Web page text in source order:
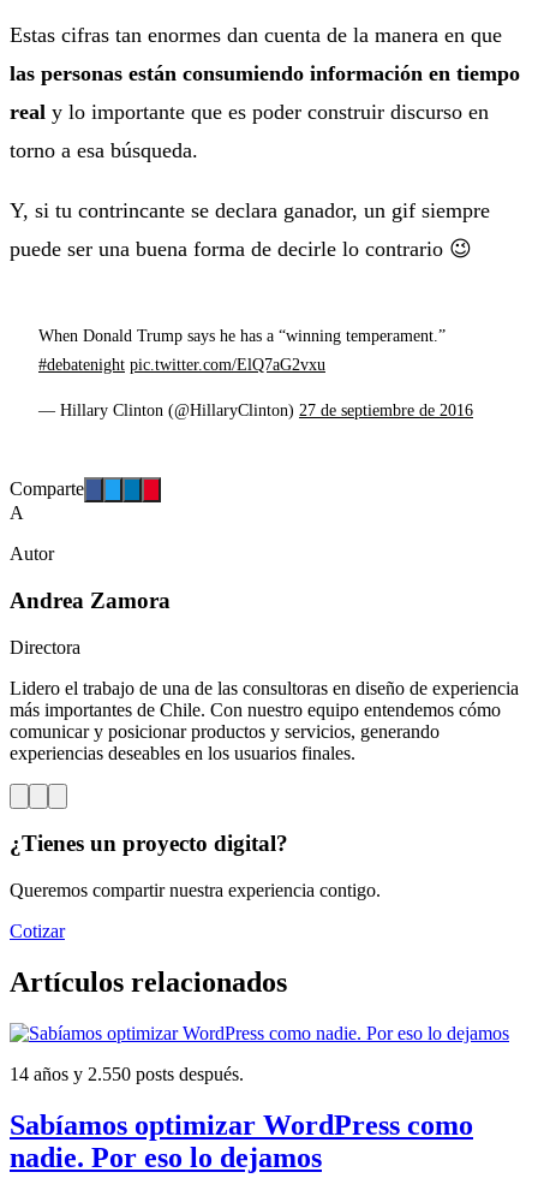
Estas cifras tan enormes dan cuenta de la manera en que
las personas están consumiendo información en tiempo
real y lo importante que es poder construir discurso en
torno a esa búsqueda.
Y, si tu contrincante se declara ganador, un gif siempre
puede ser una buena forma de decirle lo contrario 😉
When Donald Trump says he has a “winning temperament.”
#debatenight pic.twitter.com/ElQ7aG2vxu
— Hillary Clinton (@HillaryClinton) 27 de septiembre de 2016
Comparte
A
Autor
Andrea Zamora
Directora
Lidero el trabajo de una de las consultoras en diseño de experiencia
más importantes de Chile. Con nuestro equipo entendemos cómo
comunicar y posicionar productos y servicios, generando
experiencias deseables en los usuarios finales.
¿Tienes un proyecto digital?
Queremos compartir nuestra experiencia contigo.
Cotizar
Artículos relacionados
14 años y 2.550 posts después.
Sabíamos optimizar WordPress como
nadie. Por eso lo dejamos